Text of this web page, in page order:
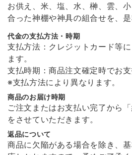
溶けない盛り塩［ スタ
2026/01/11
非常に丁寧な包装で届きました。 また商品
使い方をしない限り永久的に使えるので安
した！
2026/01/11
お供え、米、塩、水、榊、雲、
合った神棚や神具の組合せを、是
代金の支払方法・時期
支払方法：クレジットカード等
ます。
支払時期：商品注文確定時でお支
※支払方法により異なります。
商品のお届け時期
ご注文またはお支払い完了から
をさせていただきます。
返品について
商品に欠陥がある場合を除き、